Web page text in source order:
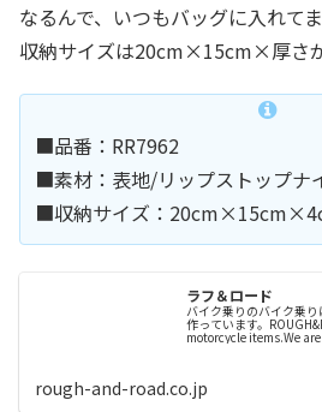
なるんで、いつもバッグに入れてま
収納サイズは20cm×15cm×厚さが
■品番：RR7962
■素材：表地/リップストップナ
■収納サイズ：
ラフ＆ロード
バイク乗りのバイク乗
作っています。
motorcycle items.We
rough-and-road.co.jp